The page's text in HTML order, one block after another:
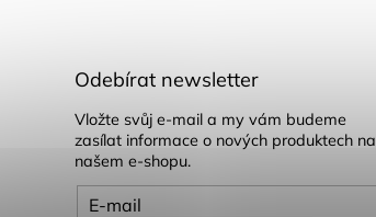
Odebírat newsletter
Vložte svůj e-mail a my vám budeme
zasílat informace o nových produktech na
našem e-shopu.
E-mail